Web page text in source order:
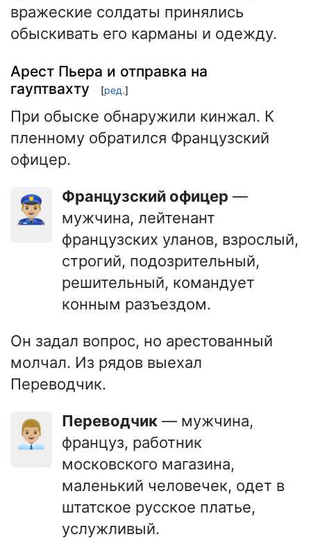
вражеские солдаты принялись
обыскивать его карманы и одежду.
Арест Пьера и отправка на
гауптвахту
[ред.]
При обыске обнаружили кинжал. К
пленному обратился Французский
офицер.
👮🏼‍♂️ Французский офицер —
мужчина, лейтенант
французских уланов, взрослый,
строгий, подозрительный,
решительный, командует
конным разъездом.
Он задал вопрос, но арестованный
молчал. Из рядов выехал
Переводчик.
👨🏼‍💼 Переводчик — мужчина,
француз, работник
московского магазина,
маленький человечек, одет в
штатское русское платье,
услужливый.